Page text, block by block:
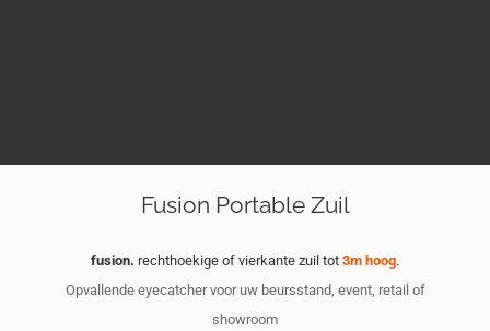
Fusion Portable Zuil
fusion. rechthoekige of vierkante zuil tot 3m hoog.
Opvallende eyecatcher voor uw beursstand, event, retail of
showroom